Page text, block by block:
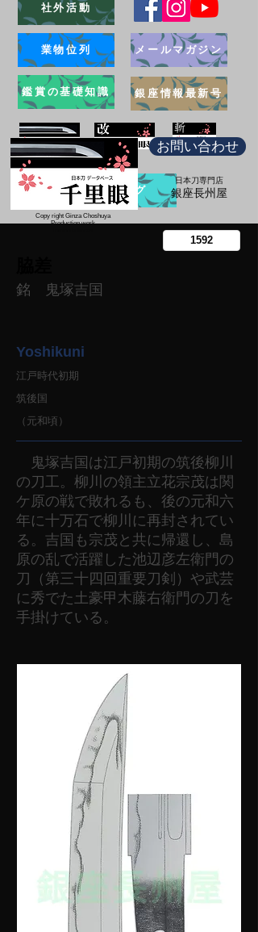
社外活動
業物位列
鑑賞の基礎知識
メールマガジン
銀座情報最新号
ブログ
お問い合わせ
日本刀専門店
​銀座長州屋
Copy right Ginza Choshuya
Production work
銘 鬼塚吉国
Yoshikuni
江戸時代初期
筑後国
（元和頃）
鬼塚吉国は江戸初期の筑後柳川
の刀工。柳川の領主立花宗茂は関
ケ原の戦で敗れるも、後の元和六
年に十万石で柳川に再封されてい
る。吉国も宗茂と共に帰還し、島
原の乱で活躍した池辺彦左衛門の
刀（第三十四回重要刀剣）や武芸
に秀でた土豪甲木藤右衛門の刀を
手掛けている。